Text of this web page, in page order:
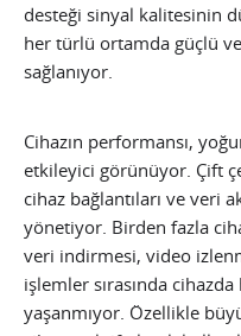
desteği sinyal kalitesinin
her türlü ortamda güçlü
sağlanıyor.
Cihazın performansı,
etkileyici görünüyor. Çift
cihaz bağlantıları ve veri
yönetiyor. Birden fazla
veri indirmesi, video
işlemler sırasında
yaşanmıyor. Özellikle